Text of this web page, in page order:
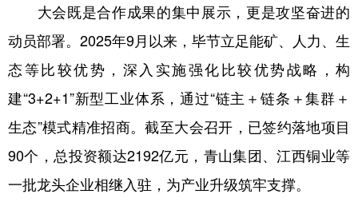
地方频道
北京 天津 河北 山西
辽宁 吉林 上海 江苏
浙江 安徽 福建 江西
山东 河南 湖北 湖南
广东 广西 海南 重庆
大会既是合作成果的集中展示，更是攻坚奋进的
动员部署。2025年9月以来，毕节立足能矿、人力、生
态等比较优势，深入实施强化比较优势战略，构
建“3+2+1”新型工业体系，通过“链主＋链条＋集群＋
生态”模式精准招商。截至大会召开，已签约落地项目
90个，总投资额达2192亿元，青山集团、江西铜业等
一批龙头企业相继入驻，为产业升级筑牢支撑。